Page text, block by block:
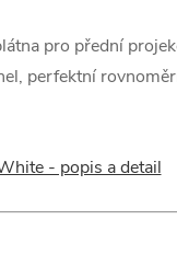
pro přední
perfektní